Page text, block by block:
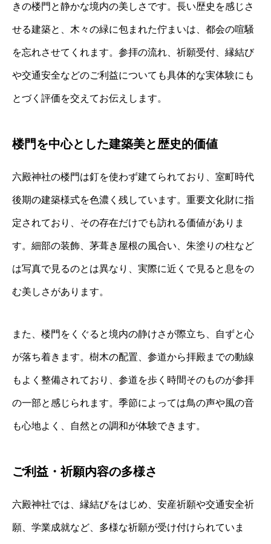
きの楼門と静かな境内の美しさです。長い歴史を感じさ
せる建築と、木々の緑に包まれた佇まいは、都会の喧騒
を忘れさせてくれます。参拝の流れ、祈願受付、縁結び
や交通安全などのご利益についても具体的な実体験にも
とづく評価を交えてお伝えします。
楼門を中心とした建築美と歴史的価値
六殿神社の楼門は釘を使わず建てられており、室町時代
後期の建築様式を色濃く残しています。重要文化財に指
定されており、その存在だけでも訪れる価値がありま
す。細部の装飾、茅葺き屋根の風合い、朱塗りの柱など
は写真で見るのとは異なり、実際に近くで見ると息をの
む美しさがあります。
また、楼門をくぐると境内の静けさが際立ち、自ずと心
が落ち着きます。樹木の配置、参道から拝殿までの動線
もよく整備されており、参道を歩く時間そのものが参拝
の一部と感じられます。季節によっては鳥の声や風の音
も心地よく、自然との調和が体験できます。
ご利益・祈願内容の多様さ
六殿神社では、縁結びをはじめ、安産祈願や交通安全祈
願、学業成就など、多様な祈願が受け付けられていま